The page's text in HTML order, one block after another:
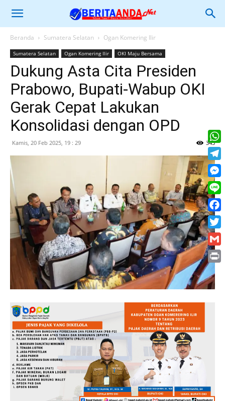
Beranda Sumatera Selatan Ogan Komering Ilir
Sumatera Selatan Ogan Komering Ilir OKI Maju Bersama
Dukung Asta Cita Presiden
Prabowo, Bupati-Wabup OKI
Gerak Cepat Lakukan
Konsolidasi dengan OPD
Kamis, 20 Feb 2025, 19 : 29 343
Line